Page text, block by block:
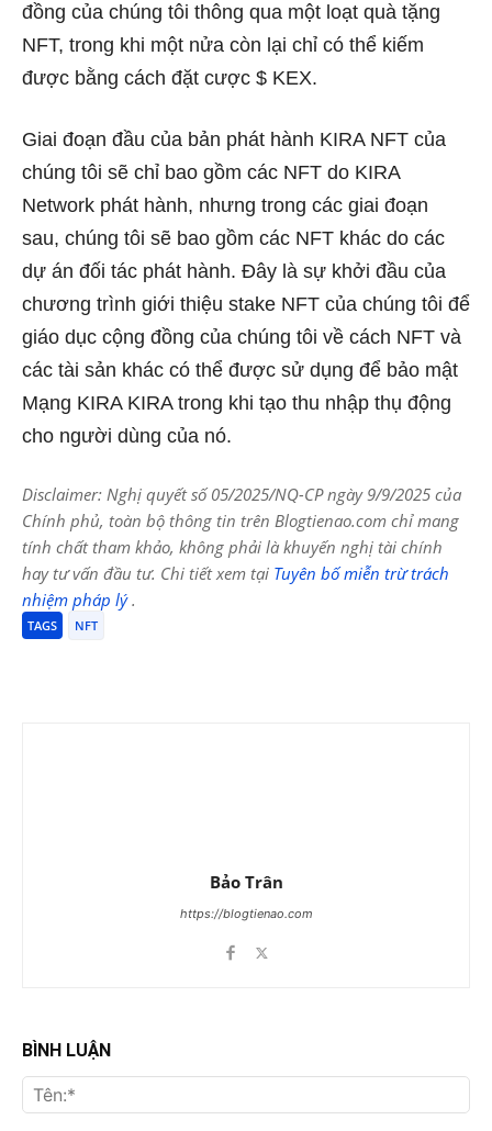
đồng của chúng tôi thông qua một loạt quà tặng
NFT, trong khi một nửa còn lại chỉ có thể kiếm
được bằng cách đặt cược $ KEX.
Giai đoạn đầu của bản phát hành KIRA NFT của
chúng tôi sẽ chỉ bao gồm các NFT do KIRA
Network phát hành, nhưng trong các giai đoạn
sau, chúng tôi sẽ bao gồm các NFT khác do các
dự án đối tác phát hành. Đây là sự khởi đầu của
chương trình giới thiệu stake NFT của chúng tôi để
giáo dục cộng đồng của chúng tôi về cách NFT và
các tài sản khác có thể được sử dụng để bảo mật
Mạng KIRA KIRA trong khi tạo thu nhập thụ động
cho người dùng của nó.
Disclaimer: Nghị quyết số 05/2025/NQ-CP ngày 9/9/2025 của
Chính phủ, toàn bộ thông tin trên Blogtienao.com chỉ mang
tính chất tham khảo, không phải là khuyến nghị tài chính
hay tư vấn đầu tư. Chi tiết xem tại Tuyên bố miễn trừ trách
nhiệm pháp lý.
TAGS NFT
Bảo Trân
https://blogtienao.com
BÌNH LUẬN